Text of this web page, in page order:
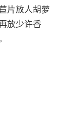
片放人胡萝
放少许香